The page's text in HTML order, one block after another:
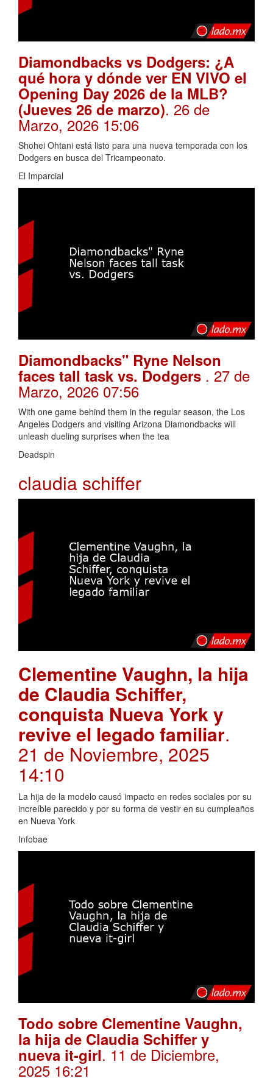
Diamondbacks vs Dodgers: ¿A
qué hora y dónde ver EN VIVO el
Opening Day 2026 de la MLB?
(Jueves 26 de marzo). 26 de
Marzo, 2026 15:06
Shohei Ohtani está listo para una nueva temporada con los
Dodgers en busca del Tricampeonato.
El Imparcial
Diamondbacks" Ryne Nelson
faces tall task vs. Dodgers . 27 de
Marzo, 2026 07:56
With one game behind them in the regular season, the Los
Angeles Dodgers and visiting Arizona Diamondbacks will
unleash dueling surprises when the tea
Deadspin
claudia schiffer
Clementine Vaughn, la hija
de Claudia Schiffer,
conquista Nueva York y
revive el legado familiar.
21 de Noviembre, 2025
14:10
La hija de la modelo causó impacto en redes sociales por su
increíble parecido y por su forma de vestir en su cumpleaños
en Nueva York
Infobae
Todo sobre Clementine Vaughn,
la hija de Claudia Schiffer y
nueva it-girl. 11 de Diciembre,
2025 16:21